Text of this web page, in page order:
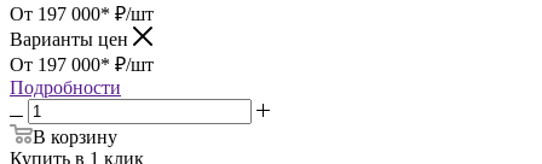
От 197 000* ₽/шт
Варианты цен
От 197 000* ₽/шт
Подробности
В корзину
Купить в 1 клик